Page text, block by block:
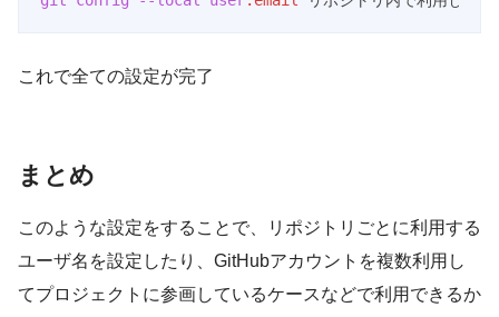
これで全ての設定が完了
まとめ
このような設定をすることで、リポジトリごとに利用する
ユーザ名を設定したり、GitHubアカウントを複数利用し
てプロジェクトに参画しているケースなどで利用できるか